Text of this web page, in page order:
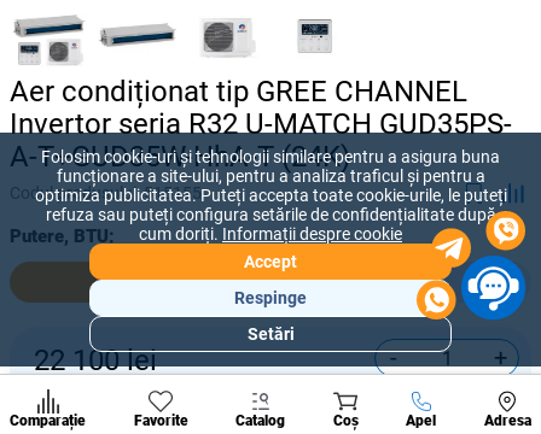
Aer condiționat tip GREE CHANNEL
Invertor seria R32 U-MATCH GUD35PS-
A-T+GUD35W-HhA-T (24K)
Codul produsului:515155
Putere, BTU:
12 000 18 000
22 100lei - +
Cumpără acum
Comparație Favorite Catalog Coș Apel Adresa
A suna
Secțiuni
populare
de
Folosim cookie-uri și tehnologii similare pentru a asigura buna
funcționare a site-ului, pentru a analiza traficul și pentru a
optimiza publicitatea. Puteți accepta toate cookie-urile, le puteți
refuza sau puteți configura setările de confidențialitate după
cum doriți. Informații despre cookie
Accept
Respinge
Setări